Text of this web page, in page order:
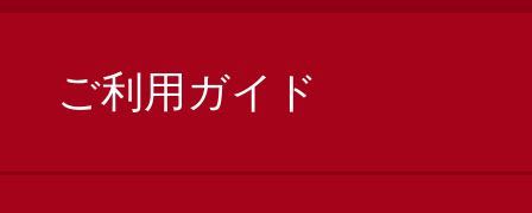
ご利用ガイド